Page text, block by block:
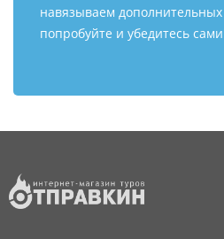
навязываем дополнительных
попробуйте и убедитесь